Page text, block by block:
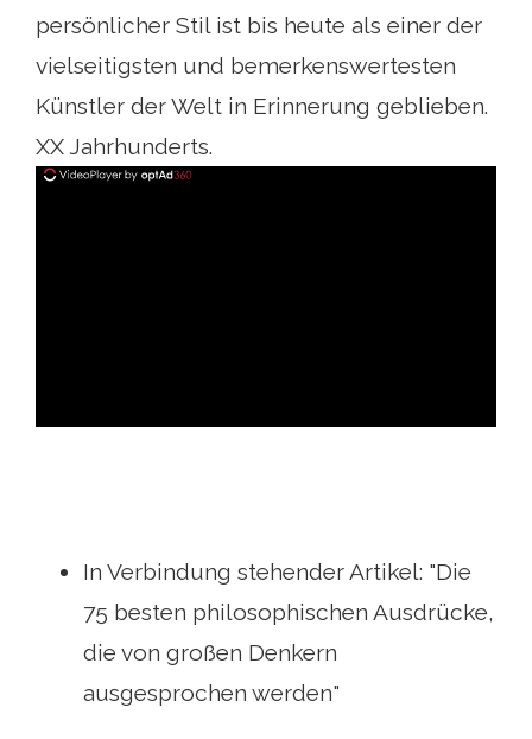
persönlicher Stil ist bis heute als einer der
vielseitigsten und bemerkenswertesten
Künstler der Welt in Erinnerung geblieben.
XX Jahrhunderts.
In Verbindung stehender Artikel: "Die
75 besten philosophischen Ausdrücke,
die von großen Denkern
ausgesprochen werden"